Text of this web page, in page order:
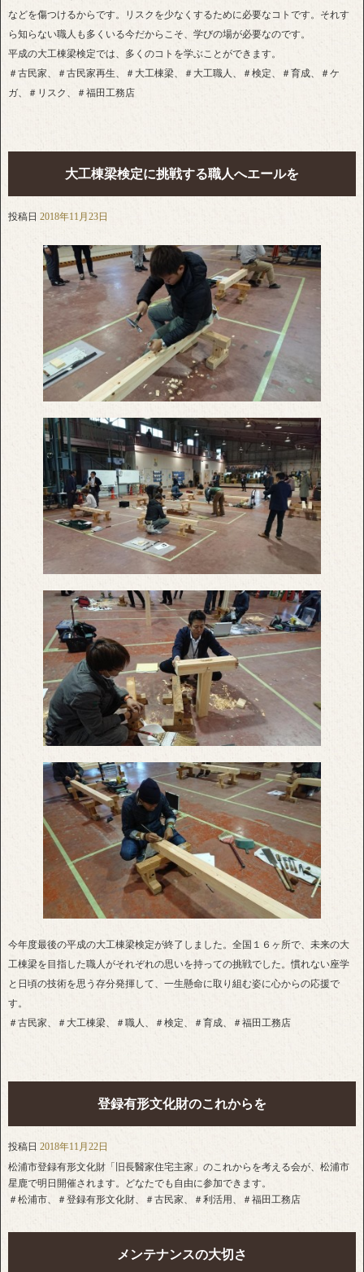
などを傷つけるからです。リスクを少なくするために必要なコトです。それす
ら知らない職人も多くいる今だからこそ、学びの場が必要なのです。
平成の大工棟梁検定では、多くのコトを学ぶことができます。
＃古民家、＃古民家再生、＃大工棟梁、＃大工職人、＃検定、＃育成、＃ケ
ガ、＃リスク、＃福田工務店
大工棟梁検定に挑戦する職人へエールを
投稿日 2018年11月23日
今年度最後の平成の大工棟梁検定が終了しました。全国１６ヶ所で、未来の大
工棟梁を目指した職人がそれぞれの思いを持っての挑戦でした。慣れない座学
と日頃の技術を思う存分発揮して、一生懸命に取り組む姿に心からの応援で
す。
＃古民家、＃大工棟梁、＃職人、＃検定、＃育成、＃福田工務店
登録有形文化財のこれからを
投稿日 2018年11月22日
松浦市登録有形文化財「旧長醫家住宅主家」のこれからを考える会が、松浦市
星鹿で明日開催されます。どなたでも自由に参加できます。
＃松浦市、＃登録有形文化財、＃古民家、＃利活用、＃福田工務店
メンテナンスの大切さ